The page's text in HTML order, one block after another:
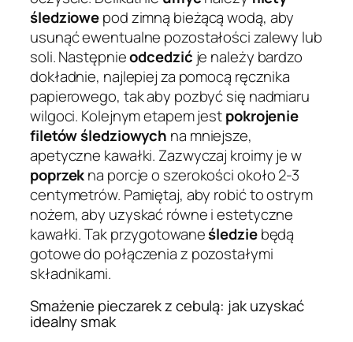
śledziowepod zimną bieżącą wodą, aby
usunąć ewentualne pozostałości zalewy lub
soli. Następnieodcedzić je należy bardzo
dokładnie, najlepiej za pomocą ręcznika
papierowego, tak aby pozbyć się nadmiaru
wilgoci. Kolejnym etapem jestpokrojenie
filetów śledziowych na mniejsze,
apetyczne kawałki. Zazwyczaj kroimy je w
poprzekna porcje o szerokości około 2-3
centymetrów. Pamiętaj, aby robić to ostrym
nożem, aby uzyskać równe i estetyczne
kawałki. Tak przygotowaneśledziebędą
gotowe do połączenia z pozostałymi
składnikami.
Smażenie pieczarek z cebulą: jak uzyskać
idealny smak